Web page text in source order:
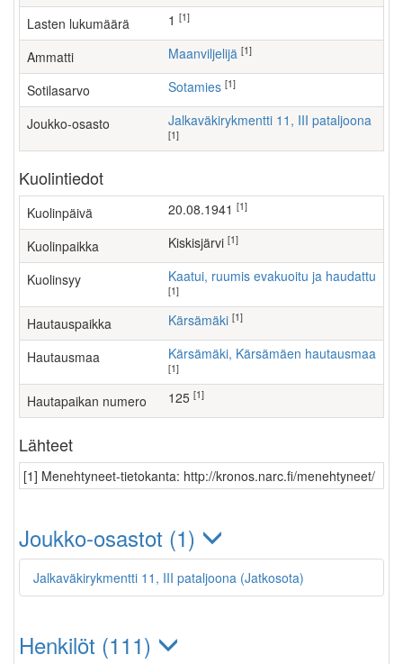
Lasten lukumäärä [1]
Ammatti maanviljelijä [1]
Sotilasarvo Sotamies [1]
Joukko-osasto Jalkaväkirykmentti 11, III pataljoona
[1]
Kuolintiedot
Kuolinpäivä 20.08.1941 [1]
Kuolinpaikka Kiskisjärvi [1]
Kuolinsyy Kaatui, ruumis evakuoitu ja haudattu
[1]
Hautauspaikka Kärsämäki [1]
Hautausmaa Kärsämäki, Kärsämäen hautausmaa
[1]
Hautapaikan numero 125 [1]
Lähteet
[1] Menehtyneet-tietokanta: http://kronos.narc.fi/menehtyneet/
Joukko-osastot (1)
Jalkaväkirykmentti 11, III pataljoona (Jatkosota)
Henkilöt (111)